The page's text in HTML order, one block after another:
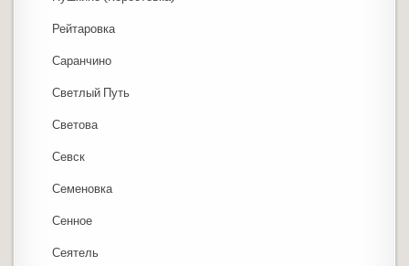
Рейтаровка
Саранчино
Светлый Путь
Светова
Севск
Семеновка
Сенное
Сеятель